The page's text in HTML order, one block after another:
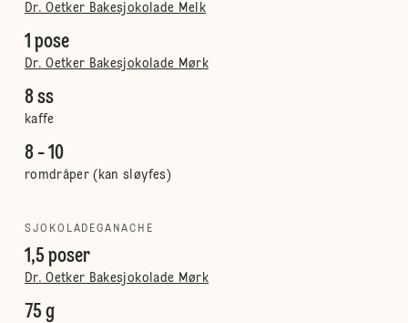
Dr. Oetker Bakesjokolade Melk
1 pose
Dr. Oetker Bakesjokolade Mørk
8 ss
kaffe
8 - 10
romdråper (kan sløyfes)
SJOKOLADEGANACHE
1,5 poser
Dr. Oetker Bakesjokolade Mørk
75 g